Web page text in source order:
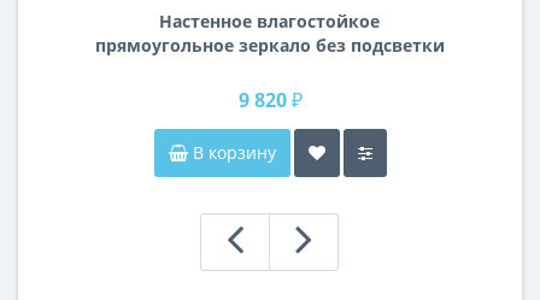
Настенное влагостойкое
прямоугольное зеркало без подсветки
9 820 ₽
В корзину